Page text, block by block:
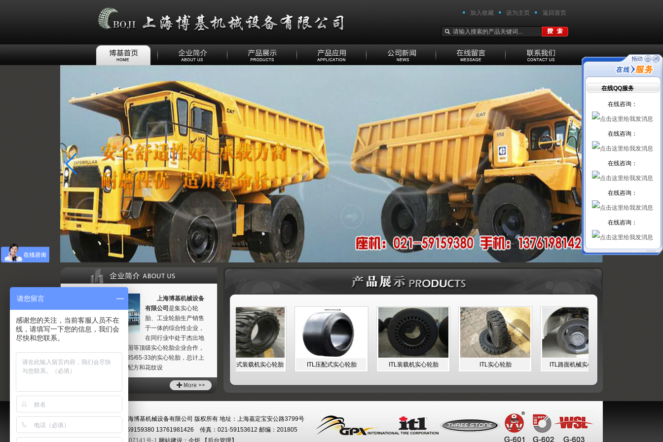
在线QQ服务
在线咨询：
在线咨询：
在线咨询：
在线咨询：
在线咨询：
加入收藏 设为主页 返回首页
上海博基机械设备
有限公司 是集实心轮
胎、工业轮胎生产销售
于一体的综合性企业，
在同行业中处于杰出地
位。公司与加拿大，美国等顶级实心轮胎企业合作，
现生产销售从3.00-8到35/65-33的实心轮胎，总计上
百个品种。产品的结构配方和花纹设
ITL路面机械实心轮胎 ITL滑移式装载机实心轮胎 ITL压配式实心轮胎 ITL装载机实心轮胎 ITL实心轮胎 ITL路面机械实心轮胎 ITL滑移式装载机
版权所有 上海博基机械设备有限公司 版权所有 地址：上海嘉定宝安公路3799号
电话：021-59159380 13761981426 传真：021-59153612 邮编：201805
沪ICP备08007141号-1
网站建设： 企炬 【 后台管理 】
请您留言
感谢您的关注，当前客服人员不在
线，请填写一下您的信息，我们会
尽快和您联系。